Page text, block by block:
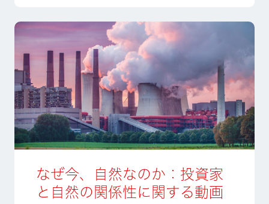
なぜ今、自然なのか：投資家
と自然の関係性に関する動画